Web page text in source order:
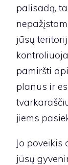
palisadą,
jūsų
pamiršti
planus ir
jiems
Jo poveikis
jūsų